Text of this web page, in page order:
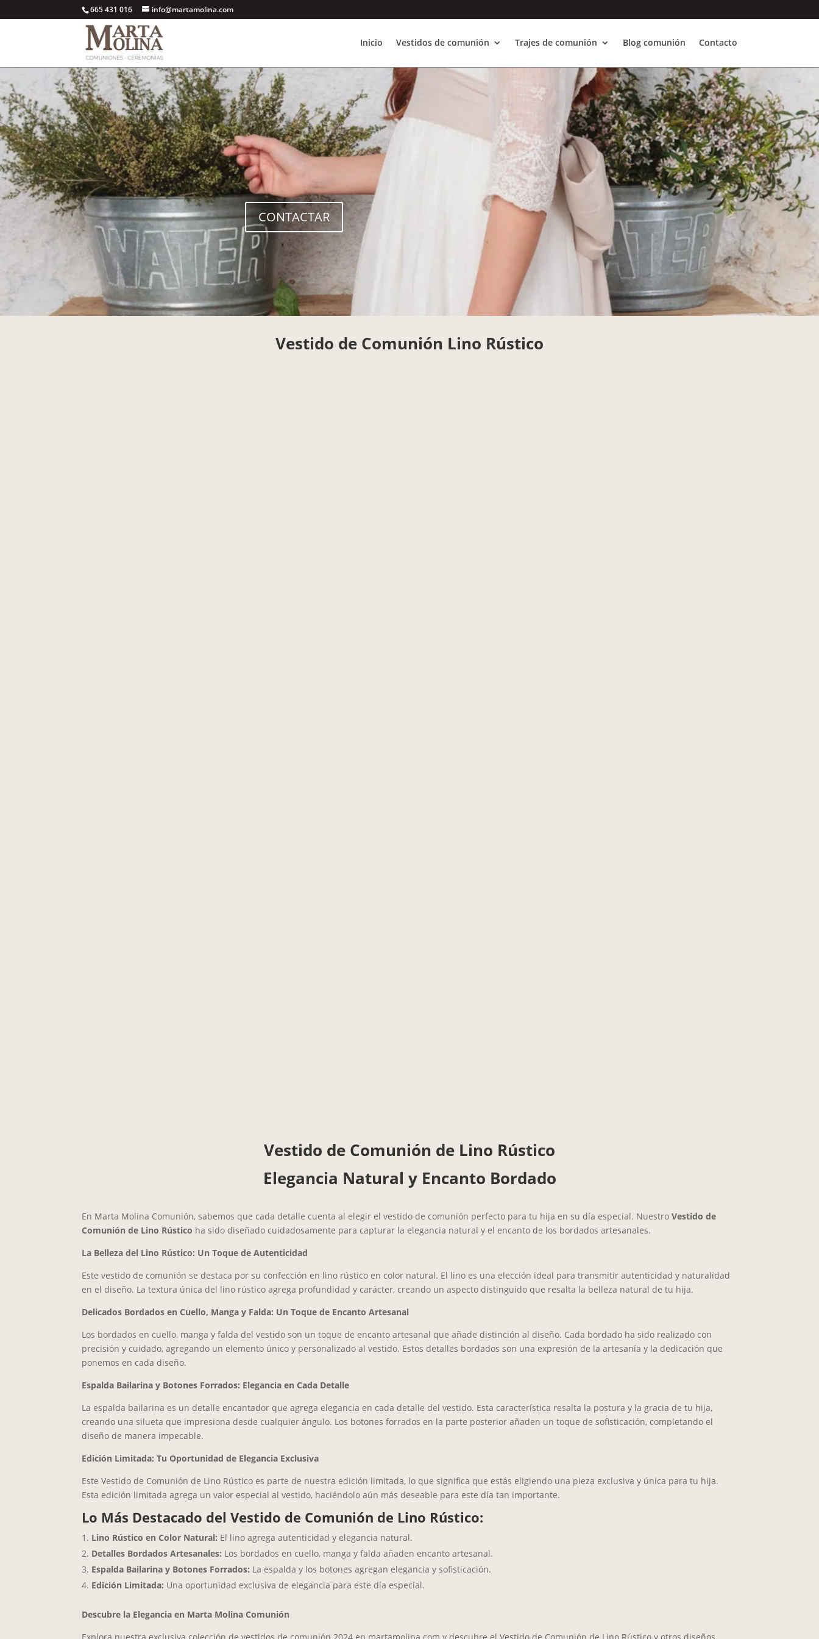
665 431 016 info@martamolina.com
Inicio Vestidos de comunión Trajes de comunión Blog comunión Contacto
CONTACTAR
Vestido de Comunión Lino Rústico
Vestido de Comunión de Lino Rústico
Elegancia Natural y Encanto Bordado
En Marta Molina Comunión, sabemos que cada detalle cuenta al elegir el vestido de comunión perfecto para tu hija en su día especial. NuestroVestido de
Comunión de Lino Rústico ha sido diseñado cuidadosamente para capturar la elegancia natural y el encanto de los bordados artesanales.
La Belleza del Lino Rústico: Un Toque de Autenticidad
Este vestido de comunión se destaca por su confección en lino rústico en color natural. El lino es una elección ideal para transmitir autenticidad y naturalidad
en el diseño. La textura única del lino rústico agrega profundidad y carácter, creando un aspecto distinguido que resalta la belleza natural de tu hija.
Delicados Bordados en Cuello, Manga y Falda: Un Toque de Encanto Artesanal
Los bordados en cuello, manga y falda del vestido son un toque de encanto artesanal que añade distinción al diseño. Cada bordado ha sido realizado con
precisión y cuidado, agregando un elemento único y personalizado al vestido. Estos detalles bordados son una expresión de la artesanía y la dedicación que
ponemos en cada diseño.
Espalda Bailarina y Botones Forrados: Elegancia en Cada Detalle
La espalda bailarina es un detalle encantador que agrega elegancia en cada detalle del vestido. Esta característica resalta la postura y la gracia de tu hija,
creando una silueta que impresiona desde cualquier ángulo. Los botones forrados en la parte posterior añaden un toque de sofisticación, completando el
diseño de manera impecable.
Edición Limitada: Tu Oportunidad de Elegancia Exclusiva
Este Vestido de Comunión de Lino Rústico es parte de nuestra edición limitada, lo que significa que estás eligiendo una pieza exclusiva y única para tu hija.
Esta edición limitada agrega un valor especial al vestido, haciéndolo aún más deseable para este día tan importante.
Lo Más Destacado del Vestido de Comunión de Lino Rústico:
Lino Rústico en Color Natural: El lino agrega autenticidad y elegancia natural.
Detalles Bordados Artesanales: Los bordados en cuello, manga y falda añaden encanto artesanal.
Espalda Bailarina y Botones Forrados: La espalda y los botones agregan elegancia y sofisticación.
Edición Limitada: Una oportunidad exclusiva de elegancia para este día especial.
Descubre la Elegancia en Marta Molina Comunión